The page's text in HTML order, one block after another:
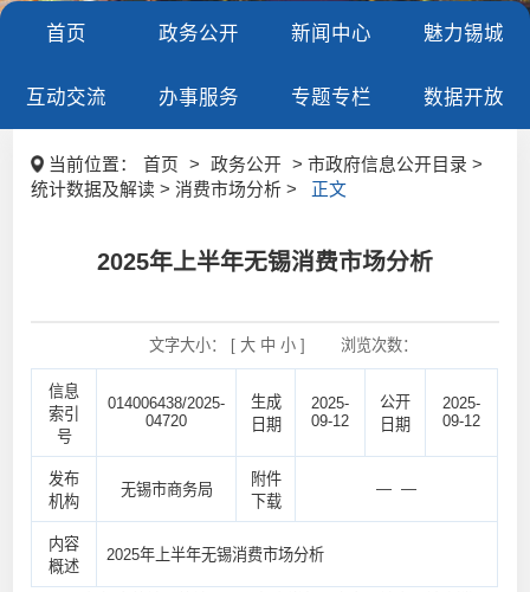
首页 政务公开 新闻中心 魅力锡城
互动交流 办事服务 专题专栏 数据开放
当前位置： 首页 > 政务公开
> 市政府信息公开目录 >
统计数据及解读 > 消费市场分析 >
正文
2025年上半年无锡消费市场分析
文字大小： [ 大 中 小] 浏览次数：
信息
索引
号
014006438/2025-
04720
生成
日期
2025-
09-12
公开
日期
2025-
09-12
发布
机构
无锡市商务局
附件
下载
— —
内容
概述
2025年上半年无锡消费市场分析